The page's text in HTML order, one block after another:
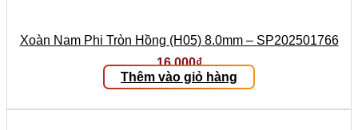
Xoàn Nam Phi Tròn Hồng (H05) 8.0mm – SP202501766
16.000₫
Thêm vào giỏ hàng